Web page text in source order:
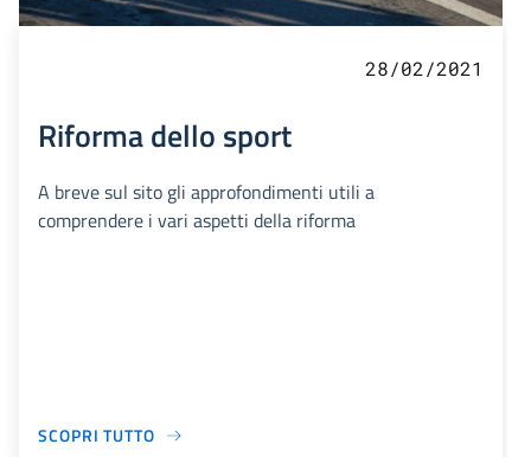
28/02/2021
Riforma dello sport
A breve sul sito gli approfondimenti utili a
comprendere i vari aspetti della riforma
SCOPRI TUTTO